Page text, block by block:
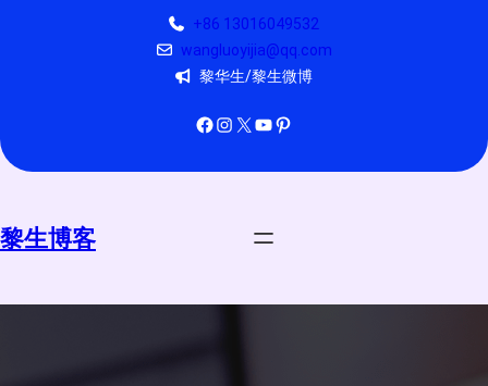
+86 13016049532
wangluoyijia@qq.com
黎华生/黎生微博
Facebook Instagram X YouTube Pinterest
黎生博客